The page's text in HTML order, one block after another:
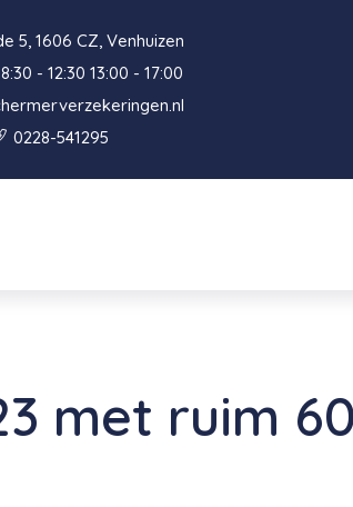
5, 1606 CZ, Venhuizen
- 12:30 13:00 - 17:00
0228-541295
met ruim